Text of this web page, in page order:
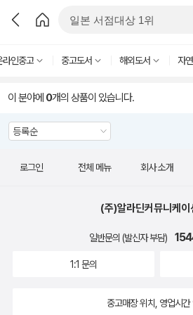
라인중고 중고도서 해외도서 자
이 분야에 0개의 상품이 있습니다.
로그인 전체 메뉴 회사 소개
(주)알라딘커뮤니케이
일반문의 (발신자 부담)
1:1 문의
중고매장 위치, 영업시간